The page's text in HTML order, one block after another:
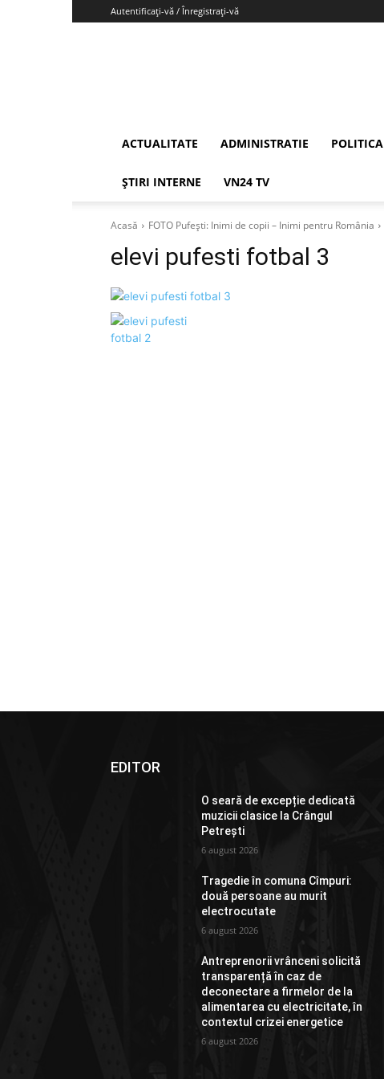
Autentificați-vă / Înregistrați-vă
ACTUALITATE ADMINISTRATIE POLITICA
ȘTIRI INTERNE VN24 TV
Acasă FOTO Pufești: Inimi de copii – Inimi pentru România
elevi pufesti fotbal 3
EDITOR
O seară de excepție dedicată
muzicii clasice la Crângul
Petrești
6 august 2026
Tragedie în comuna Cîmpuri:
două persoane au murit
electrocutate
6 august 2026
Antreprenorii vrânceni solicită
transparență în caz de
deconectare a firmelor de la
alimentarea cu electricitate, în
contextul crizei energetice
6 august 2026